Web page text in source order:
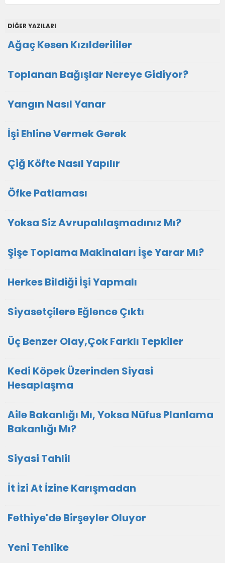
DİĞER YAZILARI
Ağaç Kesen Kızılderililer
Toplanan Bağışlar Nereye Gidiyor?
Yangın Nasıl Yanar
İşi Ehline Vermek Gerek
Çiğ Köfte Nasıl Yapılır
Öfke Patlaması
Yoksa Siz Avrupalılaşmadınız Mı?
Şişe Toplama Makinaları İşe Yarar Mı?
Herkes Bildiği İşi Yapmalı
Siyasetçilere Eğlence Çıktı
Üç Benzer Olay,Çok Farklı Tepkiler
Kedi Köpek Üzerinden Siyasi
Hesaplaşma
Aile Bakanlığı Mı, Yoksa Nüfus Planlama
Bakanlığı Mı?
Siyasi Tahlil
İt İzi At İzine Karışmadan
Fethiye'de Birşeyler Oluyor
Yeni Tehlike